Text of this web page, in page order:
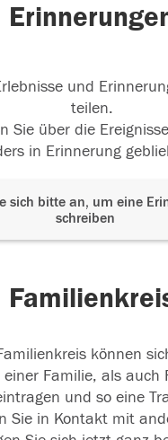
und
teilen.
Sie über die
in Erinnerung
sich bitte an, um eine
schreiben
können
Familie, als auch
und so eine
Sie in Kontakt mit